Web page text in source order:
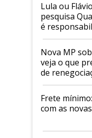
Lula ou
pesquisa
é
tarifaço dos
Nova MP
veja o que
de
Frete
com as